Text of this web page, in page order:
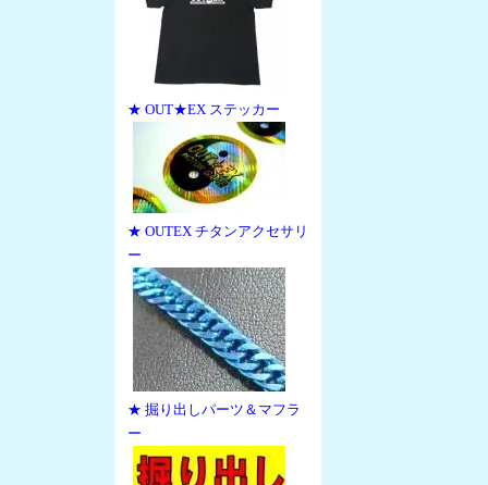
★ OUT★EX ステッカー
★ OUTEX チタンアクセサリ
ー
★ 掘り出しパーツ＆マフラ
ー